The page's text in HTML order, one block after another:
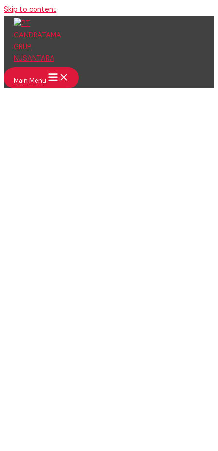
Skip to content
Main Menu